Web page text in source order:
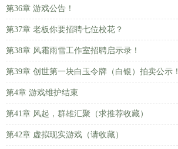
第36章 游戏公告！
第37章 老板你要招聘七位校花？
第38章 风霜雨雪工作室招聘启示录！
第39章 创世第一块白玉令牌（白银）拍卖公示！
第4章 游戏维护结束
第41章 风起，群雄汇聚（求推荐收藏）
第42章 虚拟现实游戏（请收藏）